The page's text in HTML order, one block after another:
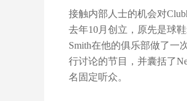
接触内部人士的机会对
去年10月创立，原先是球
Smith在他的俱乐部做了一
行讨论的节目，并囊括了
名固定听众。